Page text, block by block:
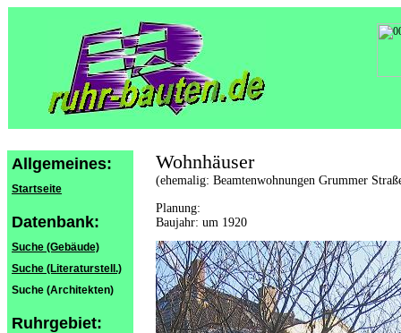
Allgemeines:
Startseite
Datenbank:
Suche (Gebäude)
Suche (Literaturstell.)
Suche (Architekten)
Ruhrgebiet:
Wohnhäuser
(ehemalig: Beamtenwohnungen Grummer
Planung:
Baujahr: um 1920